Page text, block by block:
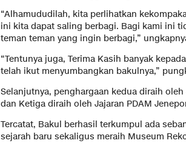
“Alhamududilah, kita perlihatkan
ini kita dapat saling berbagi. Bagi kami ini
teman teman yang ingin berbagi,”
“Tentunya juga, Terima Kasih banyak
telah ikut menyumbangkan bakulnya,”
Selanjutnya, penghargaan kedua diraih
dan Ketiga diraih oleh Jajaran PDAM
Tercatat, Bakul berhasil terkumpul ada
sejarah baru sekaligus meraih Museum